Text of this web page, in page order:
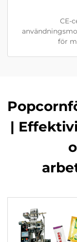
CE-
för
|